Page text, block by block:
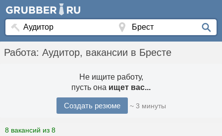
Работа: Аудитор, вакансии в Бресте
Не ищите работу,
пусть она ищет вас...
Создать резюме ~ 3 минуты
8 вакансий из 8